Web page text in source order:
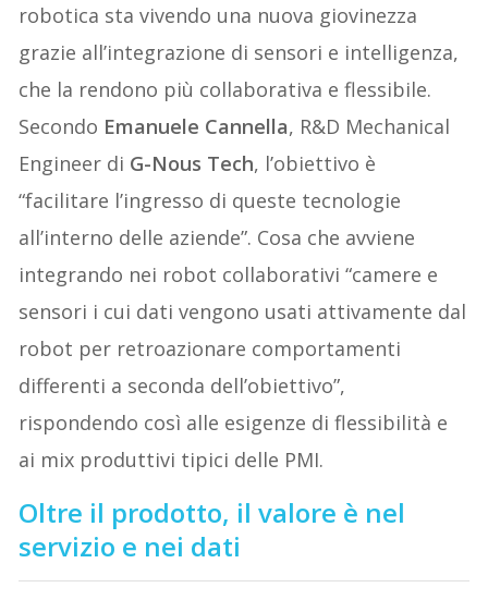
robotica sta vivendo una nuova giovinezza
grazie all’integrazione di sensori e intelligenza,
che la rendono più collaborativa e flessibile.
Secondo Emanuele Cannella, R&D Mechanical
Engineer di G-Nous Tech, l’obiettivo è
“facilitare l’ingresso di queste tecnologie
all’interno delle aziende”. Cosa che avviene
integrando nei robot collaborativi “camere e
sensori i cui dati vengono usati attivamente dal
robot per retroazionare comportamenti
differenti a seconda dell’obiettivo”,
rispondendo così alle esigenze di flessibilità e
ai mix produttivi tipici delle PMI.
Oltre il prodotto, il valore è nel
servizio e nei dati